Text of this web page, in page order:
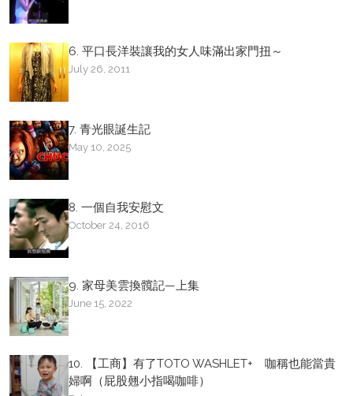
6. 平口長洋裝讓我的女人味滿出家門扭～
July 26, 2011
7. 青光眼誕生記
May 10, 2025
8. 一個自我安慰文
October 24, 2016
9. 家母美雲換髖記—上集
June 15, 2022
10. 【工商】有了TOTO WASHLET+ 咖稱也能當貴
婦啊（屁股翹小指喝咖啡）